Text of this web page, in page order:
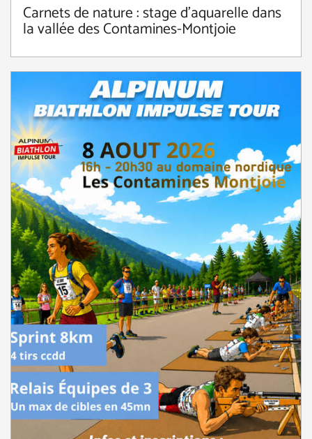
Carnets de nature : stage d'aquarelle dans
la vallée des Contamines-Montjoie